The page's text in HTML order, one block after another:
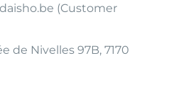
(Customer
de Nivelles 97B, 7170